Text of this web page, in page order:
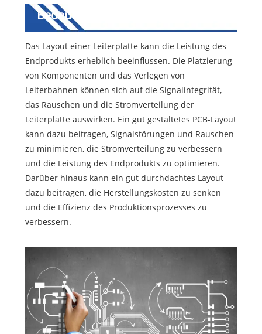
Bedeutung des PCB-Layouts
Das Layout einer Leiterplatte kann die Leistung des
Endprodukts erheblich beeinflussen. Die Platzierung
von Komponenten und das Verlegen von
Leiterbahnen können sich auf die Signalintegrität,
das Rauschen und die Stromverteilung der
Leiterplatte auswirken. Ein gut gestaltetes PCB-Layout
kann dazu beitragen, Signalstörungen und Rauschen
zu minimieren, die Stromverteilung zu verbessern
und die Leistung des Endprodukts zu optimieren.
Darüber hinaus kann ein gut durchdachtes Layout
dazu beitragen, die Herstellungskosten zu senken
und die Effizienz des Produktionsprozesses zu
verbessern.